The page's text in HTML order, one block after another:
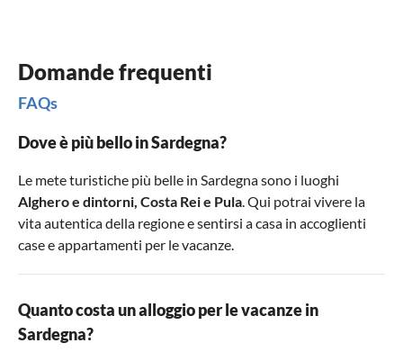
Domande frequenti
FAQs
Dove è più bello in Sardegna?
Le mete turistiche più belle in Sardegna sono i luoghi
Alghero e dintorni, Costa Reie Pula. Qui potrai vivere la
vita autentica della regione e sentirsi a casa in accoglienti
case e appartamenti per le vacanze.
Quanto costa un alloggio per le vacanze in
Sardegna?